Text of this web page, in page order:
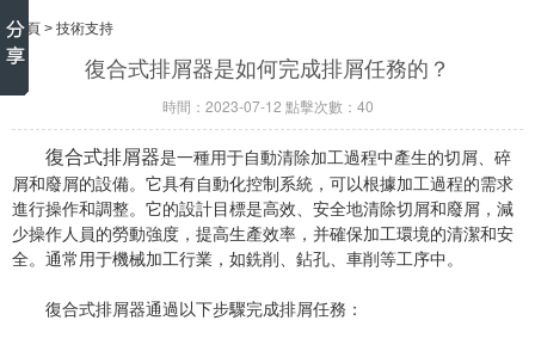
首頁 > 技術支持
復合式排屑器是如何完成排屑任務的？
時間：2023-07-12 點擊次數：40
復合式排屑器是一種用于自動清除加工過程中產生的切屑、碎
屑和廢屑的設備。它具有自動化控制系統，可以根據加工過程的需求
進行操作和調整。它的設計目標是高效、安全地清除切屑和廢屑，減
少操作人員的勞動強度，提高生產效率，并確保加工環境的清潔和安
全。通常用于機械加工行業，如銑削、鉆孔、車削等工序中。
復合式排屑器通過以下步驟完成排屑任務：